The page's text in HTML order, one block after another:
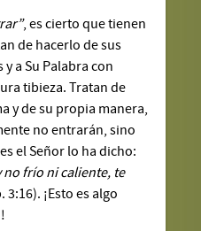
, es cierto que tienen
de hacerlo de sus
a Su Palabra con
tibieza. Tratan de
y de su propia manera,
no entrarán, sino
el Señor lo ha dicho:
no frío ni caliente, te
3:16). ¡Esto es algo